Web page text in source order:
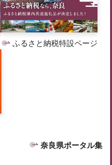
ふるさと納税特設ページ
奈良県ポータル集